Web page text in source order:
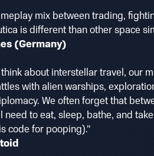
mix between trading,
is different than other space
(Germany)
think about interstellar travel, our
with alien warships,
We often forget that
need to eat, sleep, bathe, and
code for pooping)."